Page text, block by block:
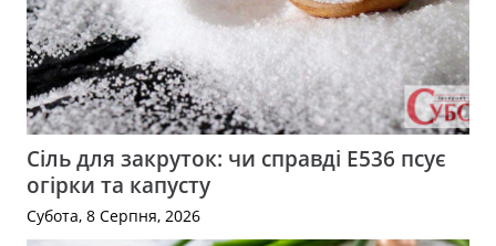
Сіль для закруток: чи справді Е536 псує
огірки та капусту
Субота, 8 Серпня, 2026